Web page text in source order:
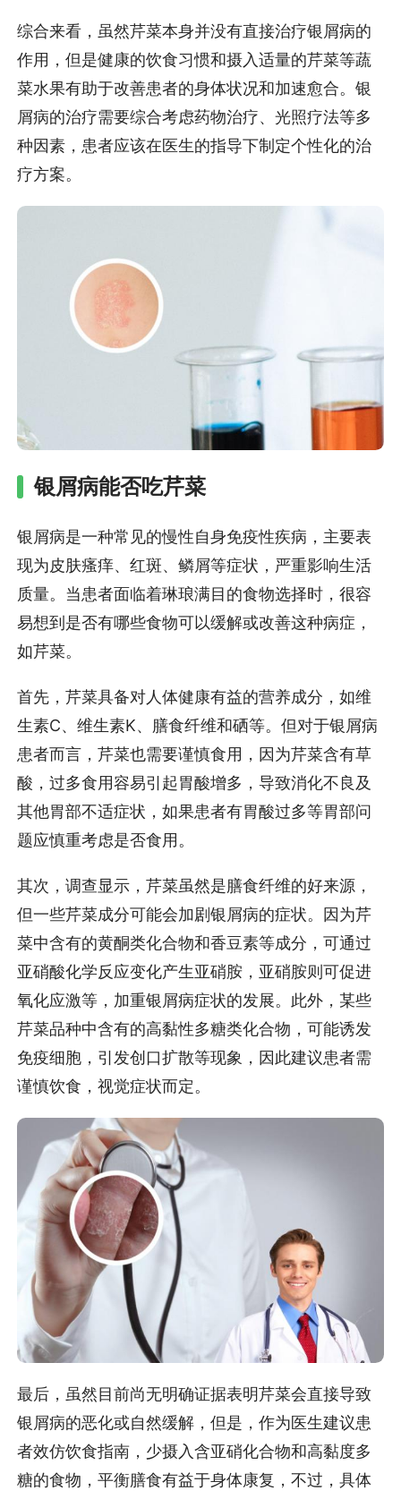
综合来看，虽然芹菜本身并没有直接治疗银屑病的
作用，但是健康的饮食习惯和摄入适量的芹菜等蔬
菜水果有助于改善患者的身体状况和加速愈合。银
屑病的治疗需要综合考虑药物治疗、光照疗法等多
种因素，患者应该在医生的指导下制定个性化的治
疗方案。
银屑病能否吃芹菜
银屑病是一种常见的慢性自身免疫性疾病，主要表
现为皮肤瘙痒、红斑、鳞屑等症状，严重影响生活
质量。当患者面临着琳琅满目的食物选择时，很容
易想到是否有哪些食物可以缓解或改善这种病症，
如芹菜。
首先，芹菜具备对人体健康有益的营养成分，如维
生素C、维生素K、膳食纤维和硒等。但对于银屑病
患者而言，芹菜也需要谨慎食用，因为芹菜含有草
酸，过多食用容易引起胃酸增多，导致消化不良及
其他胃部不适症状，如果患者有胃酸过多等胃部问
题应慎重考虑是否食用。
其次，调查显示，芹菜虽然是膳食纤维的好来源，
但一些芹菜成分可能会加剧银屑病的症状。因为芹
菜中含有的黄酮类化合物和香豆素等成分，可通过
亚硝酸化学反应变化产生亚硝胺，亚硝胺则可促进
氧化应激等，加重银屑病症状的发展。此外，某些
芹菜品种中含有的高黏性多糖类化合物，可能诱发
免疫细胞，引发创口扩散等现象，因此建议患者需
谨慎饮食，视觉症状而定。
最后，虽然目前尚无明确证据表明芹菜会直接导致
银屑病的恶化或自然缓解，但是，作为医生建议患
者效仿饮食指南，少摄入含亚硝化合物和高黏度多
糖的食物，平衡膳食有益于身体康复，不过，具体